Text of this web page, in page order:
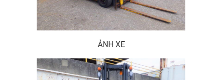
ẢNH XE